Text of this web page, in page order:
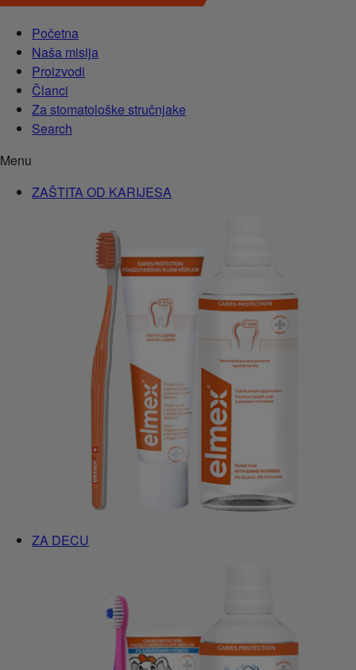
Početna
Naša misija
Proizvodi
Članci
Za stomatološke stručnjake
Search
Menu
ZAŠTITA OD KARIJESA
ZA DECU